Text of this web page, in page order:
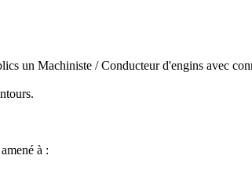
un Machiniste / Conducteur d'engins avec
à :